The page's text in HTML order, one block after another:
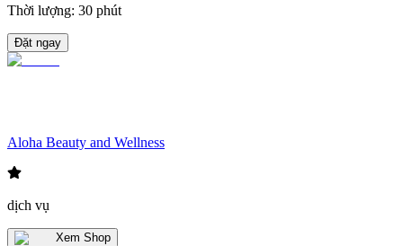
Thời lượng: 30 phút
Đặt ngay
Aloha Beauty and Wellness
dịch vụ
Xem Shop